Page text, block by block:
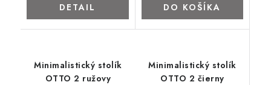
DETAIL DO KOŠÍKA
Minimalistický stolík
OTTO 2 ružovy
Minimalistický stolík
OTTO 2 čierny